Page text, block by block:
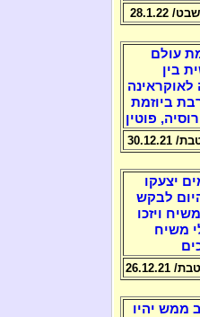
28.1.22
עולם
בין
לאוקראינה
ביוזמת
פוטין
יצעקו
לבקש
ויזכו
משיח
ממש יהיו